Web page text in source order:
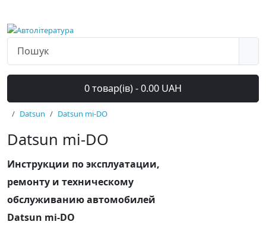
0 товар(ів) - 0.00 UAH
Datsun Datsun mi-DO
Datsun mi-DO
Инструкции по эксплуатации,
ремонту и техническому
обслуживанию автомобилей
Datsun mi-DO